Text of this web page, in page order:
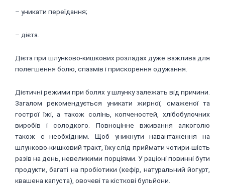
– уникати переїдання;
– дієта.
Дієта при шлунково-кишкових розладах дуже важлива для
полегшення болю, спазмів і прискорення одужання.
Дієтичні режими при болях у шлунку залежать від причини.
Загалом рекомендується уникати жирної, смаженої та
гострої їжі, а також солінь, копченостей, хлібобулочних
виробів і солодкого. Повноцінне вживання алкоголю
також є необхідним. Щоб уникнути навантаження на
шлунково-кишковий тракт, їжу слід приймати чотири-шість
разів на день, невеликими порціями. У раціоні повинні бути
продукти, багаті на пробіотики (кефір, натуральний йогурт,
квашена капуста), овочеві та кісткові бульйони.